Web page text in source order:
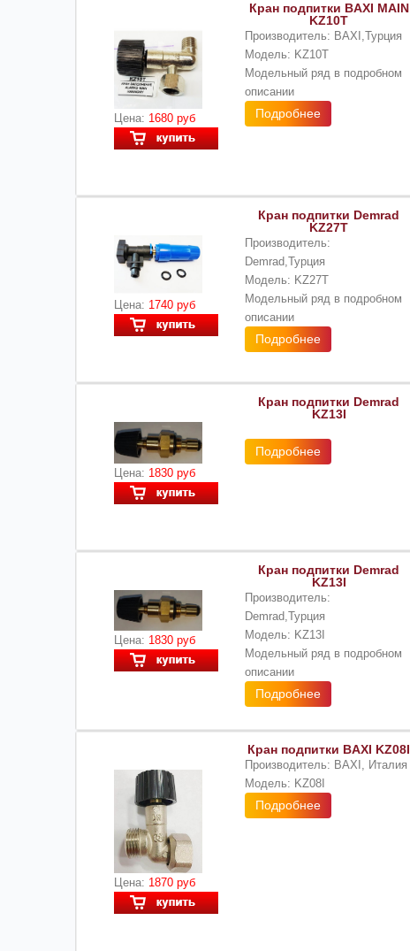
Цена: 1680 руб
Кран подпитки BAXI MAIN
KZ10T
Производитель: BAXI,Турция
Модель: KZ10T
Модельный ряд в подробном
описании
Подробнее
Цена: 1740 руб
Кран подпитки Demrad
KZ27T
Производитель:
Demrad,Турция
Модель: KZ27Т
Модельный ряд в подробном
описании
Подробнее
Цена: 1830 руб
Кран подпитки Demrad
KZ13I
Подробнее
Цена: 1830 руб
Кран подпитки Demrad
KZ13I
Производитель:
Demrad,Турция
Модель: KZ13I
Модельный ряд в подробном
описании
Подробнее
Цена: 1870 руб
Кран подпитки BAXI KZ08I
Производитель: BAXI, Италия
Модель: KZ08I
Подробнее